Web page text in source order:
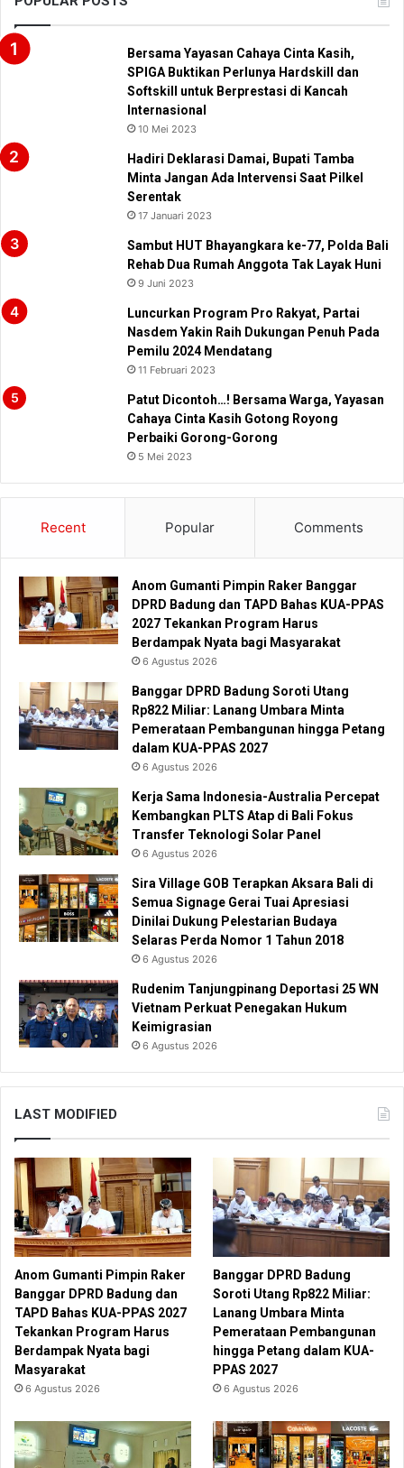
Bersama Yayasan Cahaya Cinta Kasih,
SPIGA Buktikan Perlunya Hardskill dan
Softskill untuk Berprestasi di Kancah
Internasional
10 Mei 2023
Hadiri Deklarasi Damai, Bupati Tamba
Minta Jangan Ada Intervensi Saat Pilkel
Serentak
17 Januari 2023
Sambut HUT Bhayangkara ke-77, Polda Bali
Rehab Dua Rumah Anggota Tak Layak Huni
9 Juni 2023
Luncurkan Program Pro Rakyat, Partai
Nasdem Yakin Raih Dukungan Penuh Pada
Pemilu 2024 Mendatang
11 Februari 2023
Patut Dicontoh…! Bersama Warga, Yayasan
Cahaya Cinta Kasih Gotong Royong
Perbaiki Gorong-Gorong
5 Mei 2023
Recent Popular Comments
Anom Gumanti Pimpin Raker Banggar
DPRD Badung dan TAPD Bahas KUA-PPAS
2027 Tekankan Program Harus
Berdampak Nyata bagi Masyarakat
6 Agustus 2026
Banggar DPRD Badung Soroti Utang
Rp822 Miliar: Lanang Umbara Minta
Pemerataan Pembangunan hingga Petang
dalam KUA-PPAS 2027
6 Agustus 2026
Kerja Sama Indonesia-Australia Percepat
Kembangkan PLTS Atap di Bali Fokus
Transfer Teknologi Solar Panel
6 Agustus 2026
Sira Village GOB Terapkan Aksara Bali di
Semua Signage Gerai Tuai Apresiasi
Dinilai Dukung Pelestarian Budaya
Selaras Perda Nomor 1 Tahun 2018
6 Agustus 2026
Rudenim Tanjungpinang Deportasi 25 WN
Vietnam Perkuat Penegakan Hukum
Keimigrasian
6 Agustus 2026
LAST MODIFIED
Anom Gumanti Pimpin Raker
Banggar DPRD Badung dan
TAPD Bahas KUA-PPAS 2027
Tekankan Program Harus
Berdampak Nyata bagi
Masyarakat
6 Agustus 2026
Banggar DPRD Badung
Soroti Utang Rp822 Miliar:
Lanang Umbara Minta
Pemerataan Pembangunan
hingga Petang dalam KUA-
PPAS 2027
6 Agustus 2026